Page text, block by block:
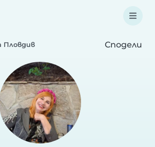
Пловдив Сподели